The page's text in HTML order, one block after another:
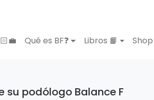
Qué es BF❓ Libros 📙
su podólogo Balance F